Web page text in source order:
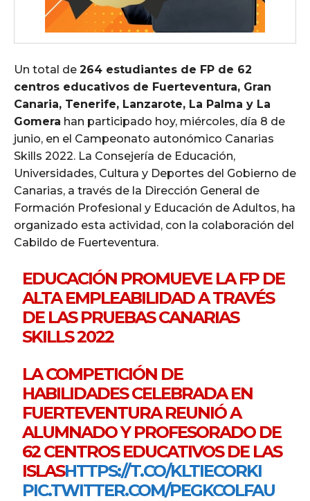
Un total de 264 estudiantes de FP de 62
centros educativos de Fuerteventura, Gran
Canaria, Tenerife, Lanzarote, La Palma y La
Gomera han participado hoy, miércoles, día 8 de
junio, en el Campeonato autonómico Canarias
Skills 2022. La Consejería de Educación,
Universidades, Cultura y Deportes del Gobierno de
Canarias, a través de la Dirección General de
Formación Profesional y Educación de Adultos, ha
organizado esta actividad, con la colaboración del
Cabildo de Fuerteventura.
EDUCACIÓN PROMUEVE LA FP DE
ALTA EMPLEABILIDAD A TRAVÉS
DE LAS PRUEBAS CANARIAS
SKILLS 2022
LA COMPETICIÓN DE
HABILIDADES CELEBRADA EN
FUERTEVENTURA REUNIÓ A
ALUMNADO Y PROFESORADO DE
62 CENTROS EDUCATIVOS DE LAS
ISLASHTTPS://T.CO/KLTIECORKI
PIC.TWITTER.COM/PEGKCOLFAU